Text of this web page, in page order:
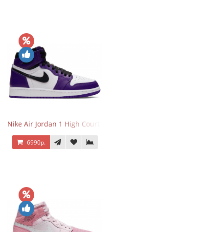
Nike Air Jordan 1 High Court Purple 2.0
6990р.